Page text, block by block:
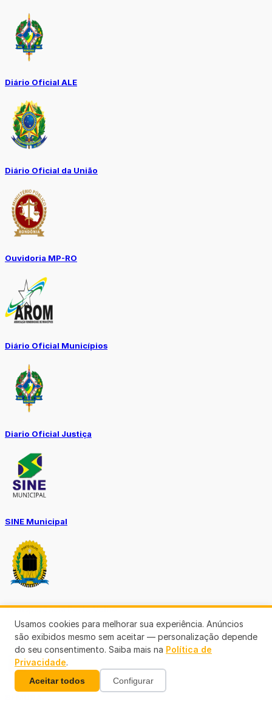
Diário Oficial ALE
Diário Oficial da União
Ouvidoria MP-RO
Diário Oficial Municípios
Diario Oficial Justiça
SINE Municipal
Transparência Porto Velho
Usamos cookies para melhorar sua experiência. Anúncios
são exibidos mesmo sem aceitar — personalização depende
do seu consentimento. Saiba mais na Política de
Privacidade.
Aceitar todos Configurar